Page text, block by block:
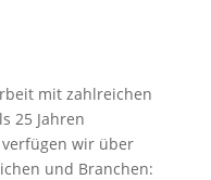
mit zahlreichen
25 Jahren
wir über
und Branchen: